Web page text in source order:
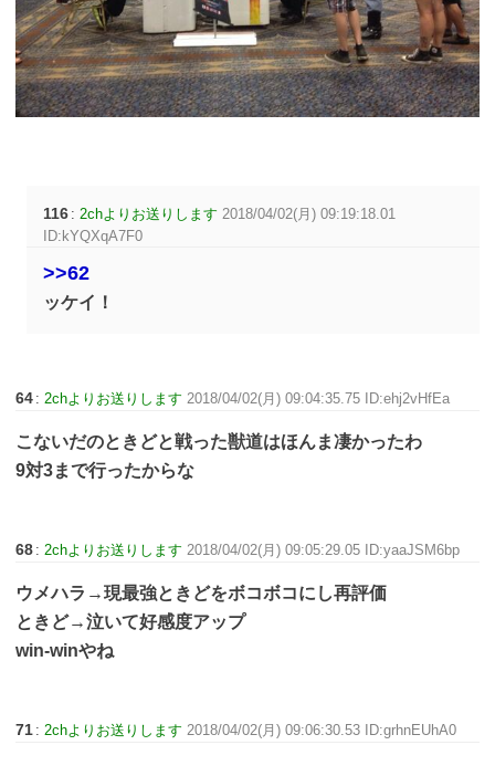
116 :2chよりお送りします 2018/04/02(月) 09:19:18.01
ID:kYQXqA7F0
>>62
ッケイ！
64 :2chよりお送りします 2018/04/02(月) 09:04:35.75 ID:ehj2vHfEa
こないだのときどと戦った獣道はほんま凄かったわ
9対3まで行ったからな
68 :2chよりお送りします 2018/04/02(月) 09:05:29.05 ID:yaaJSM6bp
ウメハラ→現最強ときどをボコボコにし再評価
ときど→泣いて好感度アップ
win-winやね
71 :2chよりお送りします 2018/04/02(月) 09:06:30.53 ID:grhnEUhA0